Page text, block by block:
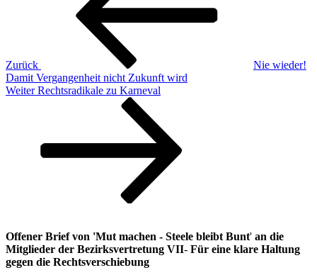
Zurück
Nie wieder!
Damit Vergangenheit nicht Zukunft wird
Nächster
Weiter Rechtsradikale zu Karneval
Offener Brief von 'Mut machen - Steele bleibt Bunt' an die
Mitglieder der Bezirksvertretung VII- Für eine klare Haltung
gegen die Rechtsverschiebung